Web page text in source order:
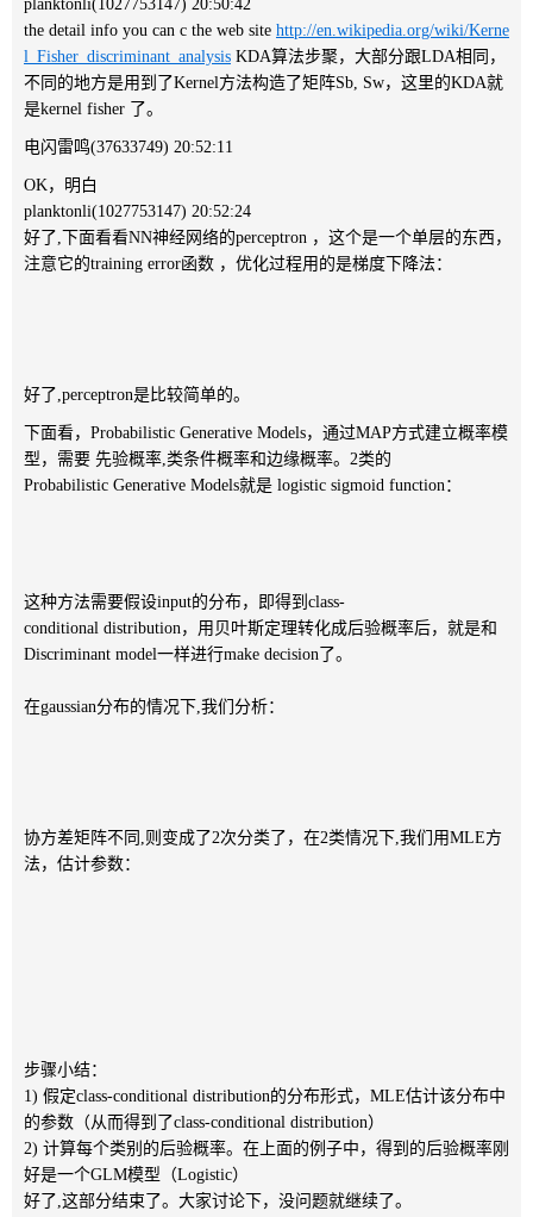
planktonli(1027753147) 20:50:42
the detail info you can c the web site http://en.wikipedia.org/wiki/Kerne
l_Fisher_discriminant_analysis KDA算法步聚，大部分跟LDA相同，
不同的地方是用到了Kernel方法构造了矩阵Sb, Sw，这里的KDA就
是kernel fisher 了。
电闪雷鸣(37633749) 20:52:11
OK，明白
planktonli(1027753147) 20:52:24
好了,下面看看NN神经网络的perceptron ，这个是一个单层的东西，
注意它的training error函数 ，优化过程用的是梯度下降法：
好了,perceptron是比较简单的。
下面看，Probabilistic Generative Models，通过MAP方式建立概率模
型，需要 先验概率,类条件概率和边缘概率。2类的
Probabilistic Generative Models就是 logistic sigmoid function：
这种方法需要假设input的分布，即得到class-
conditional distribution，用贝叶斯定理转化成后验概率后，就是和
Discriminant model一样进行make decision了。
在gaussian分布的情况下,我们分析：
协方差矩阵不同,则变成了2次分类了，在2类情况下,我们用MLE方
法，估计参数：
步骤小结：
1) 假定class-conditional distribution的分布形式，MLE估计该分布中
的参数（从而得到了class-conditional distribution）
2) 计算每个类别的后验概率。在上面的例子中，得到的后验概率刚
好是一个GLM模型（Logistic）
好了,这部分结束了。大家讨论下，没问题就继续了。